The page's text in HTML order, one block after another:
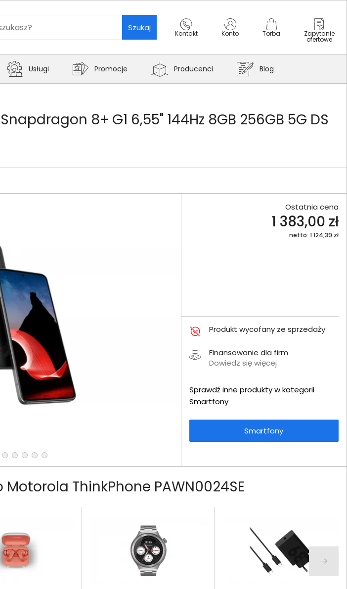
Szukaj
Kontakt Konto Torba Zapytanie
ofertowe
Usługi Promocje Producenci Blog
8+ G1 6,55" 144Hz 8GB 256GB 5G DS
Ostatnia cena
1 383,00 zł
netto: 1 124,39 zł
Produkt wycofany ze sprzedaży
Finansowanie dla firm
Dowiedz się więcej
Sprawdź inne produkty w kategorii
Smartfony
Smartfony
ThinkPhone PAWN0024SE